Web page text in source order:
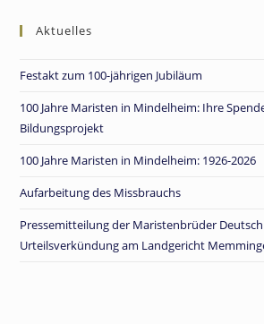
Aktuelles
Festakt zum 100-jährigen Jubiläum
100 Jahre Maristen in Mindelheim: Ihre
Bildungsprojekt
100 Jahre Maristen in Mindelheim: 1926-2026
Aufarbeitung des Missbrauchs
Pressemitteilung der Maristenbrüder
Urteilsverkündung am Landgericht